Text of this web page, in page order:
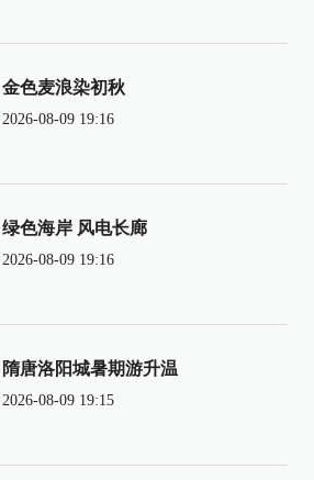
金色麦浪染初秋
2026-08-09 19:16
绿色海岸 风电长廊
2026-08-09 19:16
隋唐洛阳城暑期游升温
2026-08-09 19:15